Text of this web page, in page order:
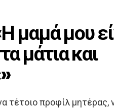
μαμά μου
μάτια και
τέτοιο προφίλ